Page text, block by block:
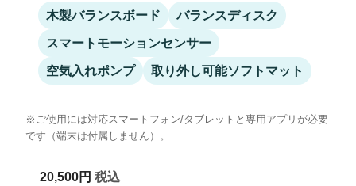
木製バランスボード バランスディスク
スマートモーションセンサー
空気入れポンプ 取り外し可能ソフトマット
※ご使用には対応スマートフォン/タブレットと専用アプリが必要
です（端末は付属しません）。
20,500円 税込